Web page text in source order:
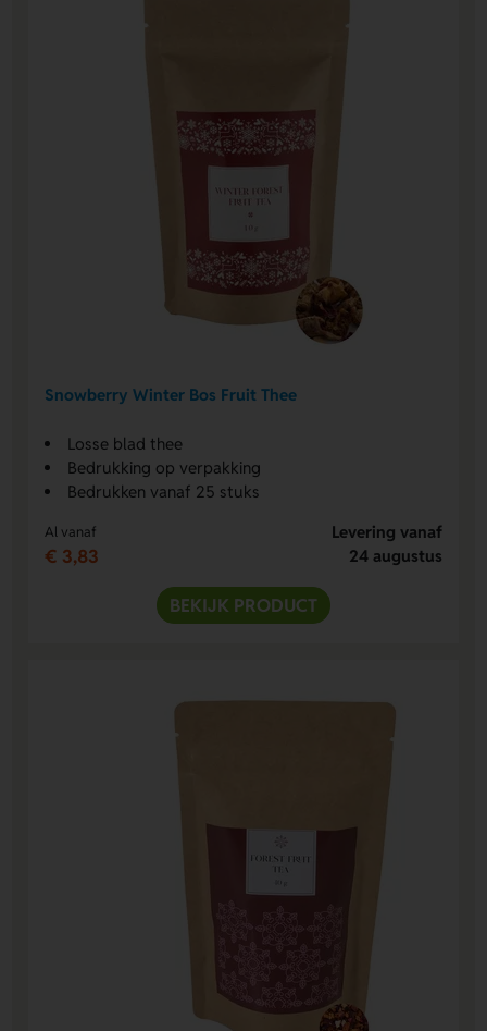
Snowberry Winter Bos Fruit Thee
Losse blad thee
Bedrukking op verpakking
Bedrukken vanaf 25 stuks
Al vanaf
€ 3,83
Levering vanaf
24 augustus
BEKIJK PRODUCT